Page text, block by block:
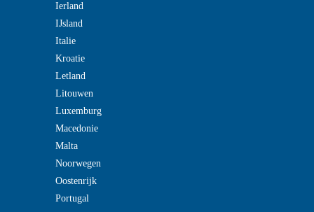
Ierland
IJsland
Italie
Kroatie
Letland
Litouwen
Luxemburg
Macedonie
Malta
Noorwegen
Oostenrijk
Portugal